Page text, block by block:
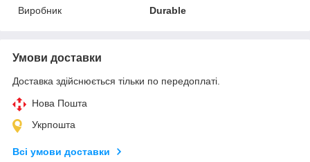
Виробник
Durable
Умови доставки
Доставка здійснюється тільки по передоплаті.
Нова Пошта
Укрпошта
Всі умови доставки